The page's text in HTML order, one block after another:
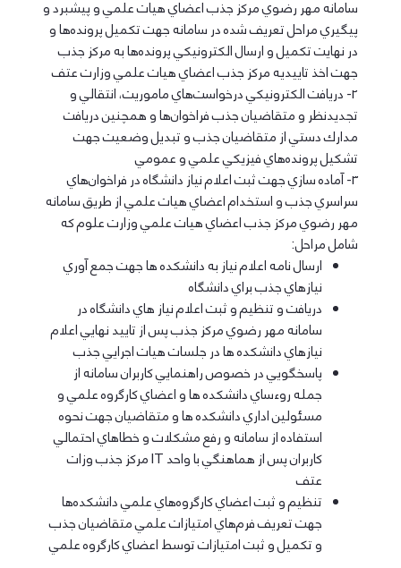
سامانه مهر رضوي مركز جذب اعضاي هيات علمي و پيشبرد و
پيگيري مراحل تعريف شده در سامانه جهت تكميل پرونده‌ها و
در نهايت تكميل و ارسال الكترونيكي پرونده‌ها به مركز جذب
جهت اخذ تاييديه مركز جذب اعضاي هيات علمي وزارت عتف
2- دريافت الكترونيكي درخواست‌هاي ماموريت، انتقالي و
تجديدنظر و متقاضيان جذب فراخوان‌ها و همچنين دريافت
مدارك دستي از متقاضيان جذب و تبديل وضعيت جهت
تشكيل پرونده‌هاي فيزيكي علمي و عمومي
3- آماده سازي جهت ثبت اعلام نياز دانشگاه در فراخوان‌هاي
سراسري جذب و استخدام اعضاي هيات علمي از طريق سامانه
مهر رضوي مركز جذب اعضاي هيات علمي وزارت علوم كه
شامل مراحل:
ارسال نامه اعلام نياز به دانشكده ها جهت جمع آوري
نيازهاي جذب براي دانشگاه
دريافت و تنظيم و ثبت اعلام نياز هاي دانشگاه در
سامانه مهر رضوي مركز جذب پس از تاييد نهايي اعلام
نيازهاي دانشكده ها در جلسات هيات اجرايي جذب
پاسخگويي در خصوص راهنمايي كاربران سامانه از
جمله روءساي دانشكده ها و اعضاي كارگروه علمي و
مسئولين اداري دانشكده ها و متقاضيان جهت نحوه
استفاده از سامانه و رفع مشكلات و خطاهاي احتمالي
كاربران پس از هماهنگي با واحد IT مركز جذب وزات
عتف
تنظيم و ثبت اعضاي كارگروه‌هاي علمي دانشكده‌ها
جهت تعريف فرم‌هاي امتيازات علمي متقاضيان جذب
و تكميل و ثبت امتيازات توسط اعضاي كارگروه علمي